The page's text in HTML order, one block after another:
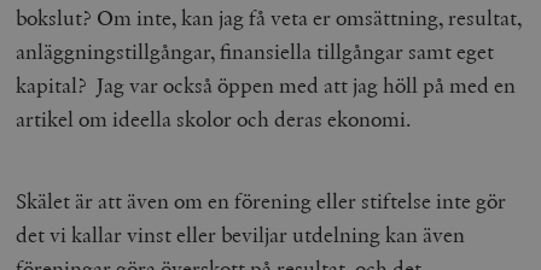
bokslut? Om inte, kan jag få veta er omsättning, resultat,
anläggningstillgångar, finansiella tillgångar samt eget
kapital? Jag var också öppen med att jag höll på med en
artikel om ideella skolor och deras ekonomi.
Skälet är att även om en förening eller stiftelse inte gör
det vi kallar vinst eller beviljar utdelning kan även